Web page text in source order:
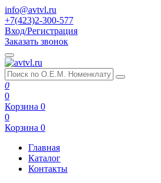
info@avtvl.ru
+7(423)2-300-577
Вход/Регистрация
Заказать звонок
0
0
Корзина 0
0
Корзина 0
Главная
Каталог
Контакты